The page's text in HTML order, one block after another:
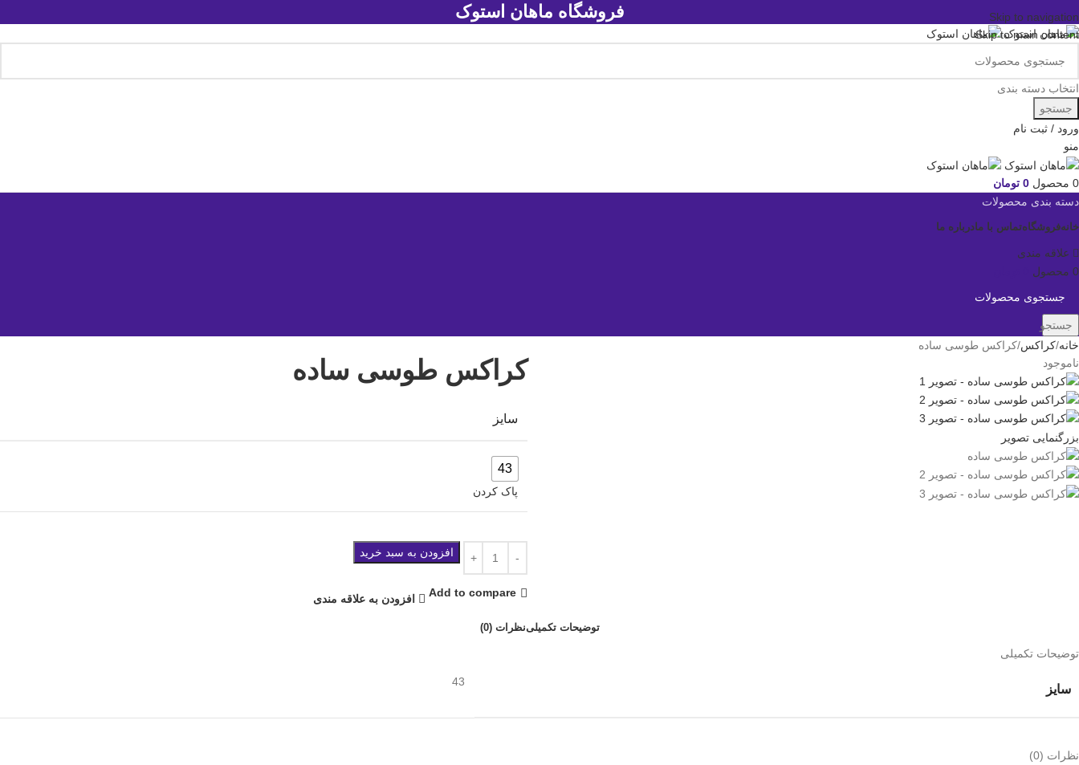
Skip to navigation
Skip to main content
فروشگاه ماهان استوک
انتخاب دسته بندی
جستجو
ورود / ثبت نام
منو
0 محصول 0 تومان
دسته بندی محصولات
خانهفروشگاهتماس با مادرباره ما
علاقه مندی
0 محصول
جستجو
خانه کراکس کراکس طوسی ساده
ناموجود
بزرگنمایی تصویر
کراکس طوسی ساده
سایز
43
پاک کردن
افزودن به سبد خرید
Add to compare افزودن به علاقه مندی
توضیحات تکمیلینظرات (0)
توضیحات تکمیلی
سایز
43
نظرات (0)